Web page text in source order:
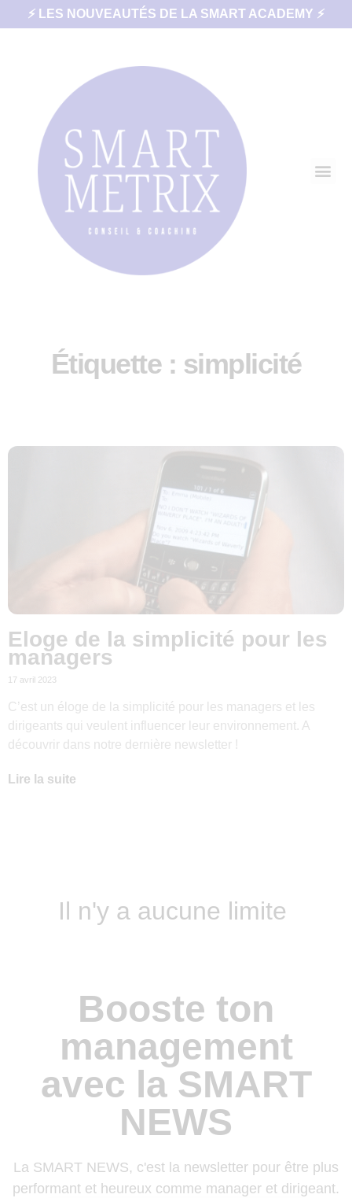
⚡ LES NOUVEAUTÉS DE LA SMART ACADEMY ⚡
Étiquette : simplicité
Eloge de la simplicité pour les
managers
17 avril 2023
C’est un éloge de la simplicité pour les managers et les
dirigeants qui veulent influencer leur environnement. A
découvrir dans notre dernière newsletter !
Lire la suite
Il n'y a aucune limite
Booste ton
management
avec la SMART
NEWS
La SMART NEWS, c'est la newsletter pour être plus
performant et heureux comme manager et dirigeant.